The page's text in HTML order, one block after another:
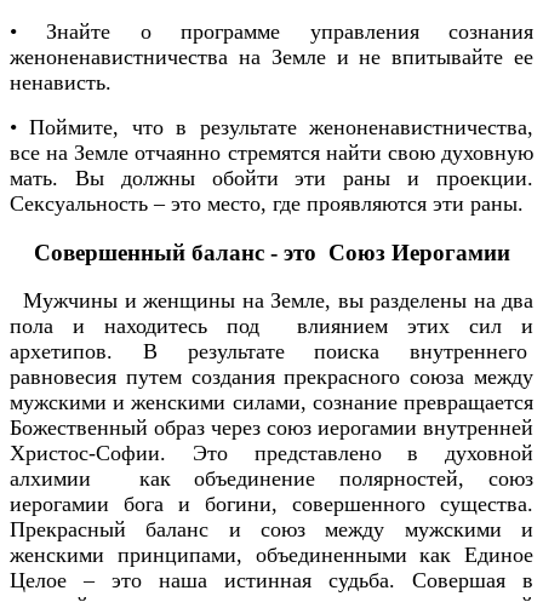
• Знайте о программе управления сознания
женоненавистничества на Земле и не впитывайте ее
ненависть.
• Поймите, что в результате женоненавистничества,
все на Земле отчаянно стремятся найти свою духовную
мать. Вы должны обойти эти раны и проекции.
Сексуальность – это место, где проявляются эти раны.
Совершенный баланс - это Союз Иерогамии
Мужчины и женщины на Земле, вы разделены на два
пола и находитесь под влиянием этих сил и
архетипов. В результате поиска внутреннего
равновесия путем создания прекрасного союза между
мужскими и женскими силами, сознание превращается
Божественный образ через союз иерогамии внутренней
Христос-Софии. Это представлено в духовной
алхимии как объединение полярностей, союз
иерогамии бога и богини, совершенного существа.
Прекрасный баланс и союз между мужскими и
женскими принципами, объединенными как Единое
Целое – это наша истинная судьба. Совершая в